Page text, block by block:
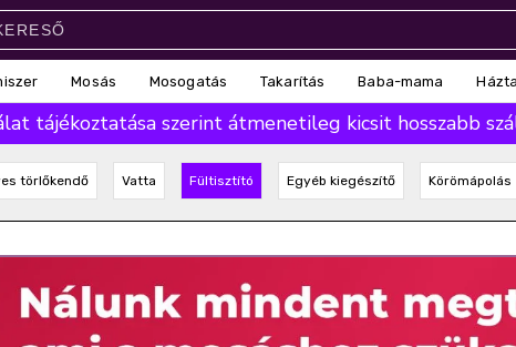
Mosás Mosogatás Takarítás Baba-mama
tájékoztatása szerint átmenetileg kicsit hosszabb
törlőkendő Vatta Fültisztító Egyéb kiegészítő Körömápolás